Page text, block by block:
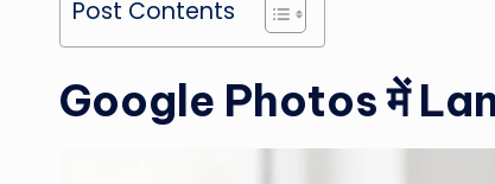
Post Contents
Google Photos में